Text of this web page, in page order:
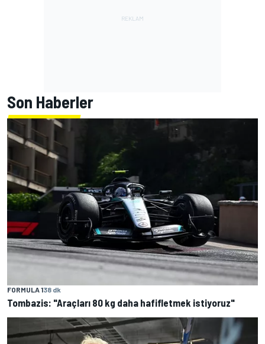
Son Haberler
FORMULA 138 dk
Tombazis: "Araçları 80 kg daha hafifletmek istiyoruz"